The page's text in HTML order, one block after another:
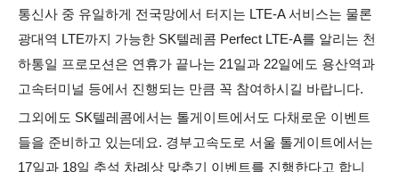
통신사 중 유일하게 전국망에서 터지는 LTE-A 서비스는 물론
광대역 LTE까지 가능한 SK텔레콤 Perfect LTE-A를 알리는 천
하통일 프로모션은 연휴가 끝나는 21일과 22일에도 용산역과
고속터미널 등에서 진행되는 만큼 꼭 참여하시길 바랍니다.
그외에도 SK텔레콤에서는 톨게이트에서도 다채로운 이벤트
들을 준비하고 있는데요. 경부고속도로 서울 톨게이트에서는
17일과 18일 추석 차례상 맞추기 이벤트를 진행한다고 합니